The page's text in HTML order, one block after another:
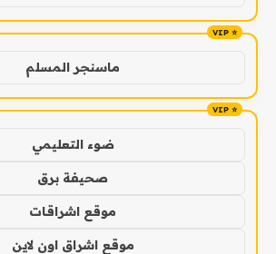
ماسنجر المسلم
ضوء التعليمي
صحيفة برق
موقع اشراقات
موقع اشراق اون لاين